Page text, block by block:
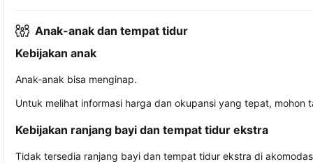
Anak-anak dan tempat tidur
Kebijakan anak
Anak-anak bisa menginap.
Untuk melihat informasi harga dan okupansi yang tepat,
Kebijakan ranjang bayi dan tempat tidur ekstra
Tidak tersedia ranjang bayi dan tempat tidur ekstra di